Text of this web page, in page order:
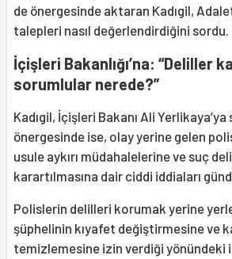
de önergesinde aktaran Kadıgil,
talepleri nasıl değerlendirdiğini sordu.
İçişleri Bakanlığı’na: “Deliller
sorumlular nerede?”
Kadıgil, İçişleri Bakanı Ali Yerlikaya’ya
önergesinde ise, olay yerine gelen
usule aykırı müdahalelerine ve suç
karartılmasına dair ciddi iddiaları
Polislerin delilleri korumak yerine
şüphelinin kıyafet değiştirmesine ve
temizlemesine izin verdiği yönündeki